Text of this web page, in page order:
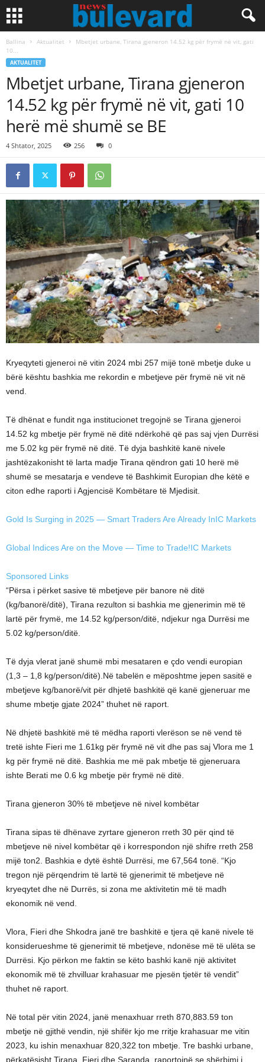
Ballina Aktualitet
Mbetjet urbane, Tirana gjeneron 14.52 kg për frymë në vit, gati
10...
AKTUALITET
Mbetjet urbane, Tirana gjeneron
14.52 kg për frymë në vit, gati 10
herë më shumë se BE
4 Shtator, 2025 256 0
Kryeqyteti gjeneroi në vitin 2024 mbi 257 mijë tonë mbetje duke u
bërë kështu bashkia me rekordin e mbetjeve për frymë në vit në
vend.
Të dhënat e fundit nga institucionet tregojnë se Tirana gjeneroi
14.52 kg mbetje për frymë në ditë ndërkohë që pas saj vjen Durrësi
me 5.02 kg për frymë në ditë. Të dyja bashkitë kanë nivele
jashtëzakonisht të larta madje Tirana qëndron gati 10 herë më
shumë se mesatarja e vendeve të Bashkimit Europian dhe këtë e
citon edhe raporti i Agjencisë Kombëtare të Mjedisit.
Gold Is Surging in 2025 — Smart Traders Are Already InIC Markets
Global Indices Are on the Move — Time to Trade!IC Markets
Sponsored Links
“Përsa i përket sasive të mbetjeve për banore në ditë
(kg/banorë/ditë), Tirana rezulton si bashkia me gjenerimin më të
lartë për frymë, me 14.52 kg/person/ditë, ndjekur nga Durrësi me
5.02 kg/person/ditë.
Të dyja vlerat janë shumë mbi mesataren e çdo vendi europian
(1,3 – 1,8 kg/person/ditë).Në tabelën e mëposhtme jepen sasitë e
mbetjeve kg/banorë/vit për dhjetë bashkitë që kanë gjeneruar me
shume mbetje gjate 2024” thuhet në raport.
Në dhjetë bashkitë më të mëdha raporti vlerëson se në vend të
tretë ishte Fieri me 1.61kg për frymë në vit dhe pas saj Vlora me 1
kg për frymë në ditë. Bashkia me më pak mbetje të gjeneruara
ishte Berati me 0.6 kg mbetje për frymë në ditë.
Tirana gjeneron 30% të mbetjeve në nivel kombëtar
Tirana sipas të dhënave zyrtare gjeneron rreth 30 për qind të
mbetjeve në nivel kombëtar që i korrespondon një shifre rreth 258
mijë ton2. Bashkia e dytë është Durrësi, me 67,564 tonë. “Kjo
tregon një përqendrim të lartë të gjenerimit të mbetjeve në
kryeqytet dhe në Durrës, si zona me aktivitetin më të madh
ekonomik në vend.
Vlora, Fieri dhe Shkodra janë tre bashkitë e tjera që kanë nivele të
konsiderueshme të gjenerimit të mbetjeve, ndonëse më të ulëta se
Durrësi. Kjo përkon me faktin se këto bashki kanë një aktivitet
ekonomik më të zhvilluar krahasuar me pjesën tjetër të vendit”
thuhet në raport.
Në total për vitin 2024, janë menaxhuar rreth 870,883.59 ton
mbetje në gjithë vendin, një shifër kjo me rritje krahasuar me vitin
2023, ku ishin menaxhuar 820,322 ton mbetje. Tre bashki urbane,
përkatësisht Tirana, Fieri dhe Saranda, raportojnë se shërbimi i